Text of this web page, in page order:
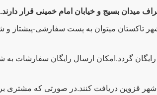
میدان بسیج و خیابان امام خمینی قرار دارند.
تاکستان میتوان به پست سفارشی-
گردد.امکان ارسال رایگان سفارشات
شهر قزوین دریافت کنند.در صورتی که مشتری